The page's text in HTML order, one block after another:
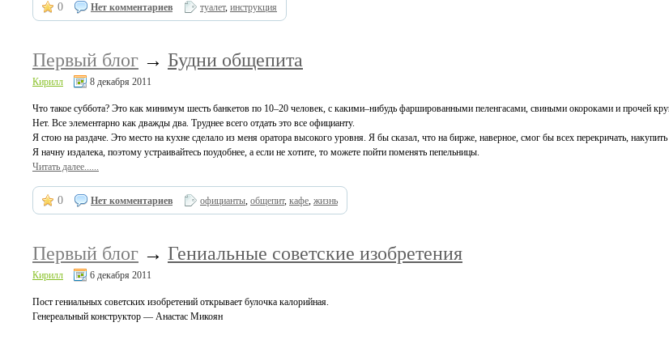
0 Нет комментариев туалет, инструкция
Первый блог → Будни общепита
Кирилл 8 декабря 2011
Что такое суббота? Это как минимум шесть банкетов по 10–20 человек, с какими–нибудь фаршированными пеленгасами, свиными окороками и прочей
Нет. Все элементарно как дважды два. Труднее всего отдать это все официанту.
Я стою на раздаче. Это место на кухне сделало из меня оратора высокого уровня. Я бы сказал, что на бирже, наверное, смог бы всех перекричать,
Я начну издалека, поэтому устраивайтесь поудобнее, а если не хотите, то можете пойти поменять пепельницы.
Читать далее......
0 Нет комментариев официанты, общепит, кафе, жизнь
Первый блог → Гениальные советские изобретения
Кирилл 6 декабря 2011
Пост гениальных советских изобретений открывает булочка калорийная.
Генереальный конструктор — Анастас Микоян